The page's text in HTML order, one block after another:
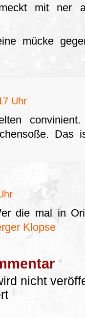
mit ner
mücke
Uhr
Das
die mal in
Klopse
nicht